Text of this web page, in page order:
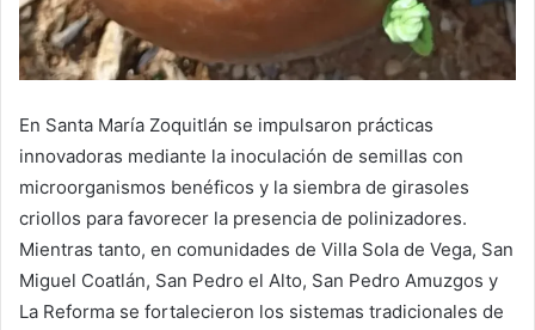
En Santa María Zoquitlán se impulsaron prácticas
innovadoras mediante la inoculación de semillas con
microorganismos benéficos y la siembra de girasoles
criollos para favorecer la presencia de polinizadores.
Mientras tanto, en comunidades de Villa Sola de Vega, San
Miguel Coatlán, San Pedro el Alto, San Pedro Amuzgos y
La Reforma se fortalecieron los sistemas tradicionales de